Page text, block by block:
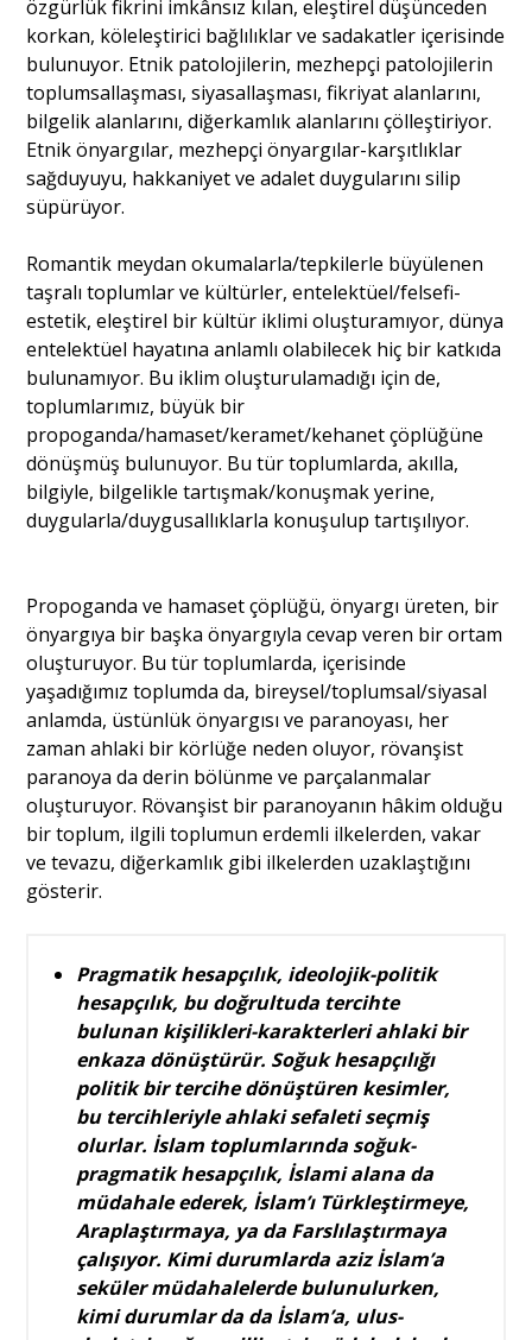
özgürlük fikrini imkânsız kılan, eleştirel düşünceden
korkan, köleleştirici bağlılıklar ve sadakatler içerisinde
bulunuyor. Etnik patolojilerin, mezhepçi patolojilerin
toplumsallaşması, siyasallaşması, fikriyat alanlarını,
bilgelik alanlarını, diğerkamlık alanlarını çölleştiriyor.
Etnik önyargılar, mezhepçi önyargılar-karşıtlıklar
sağduyuyu, hakkaniyet ve adalet duygularını silip
süpürüyor.
Romantik meydan okumalarla/tepkilerle büyülenen
taşralı toplumlar ve kültürler, entelektüel/felsefi-
estetik, eleştirel bir kültür iklimi oluşturamıyor, dünya
entelektüel hayatına anlamlı olabilecek hiç bir katkıda
bulunamıyor. Bu iklim oluşturulamadığı için de,
toplumlarımız, büyük bir
propoganda/hamaset/keramet/kehanet çöplüğüne
dönüşmüş bulunuyor. Bu tür toplumlarda, akılla,
bilgiyle, bilgelikle tartışmak/konuşmak yerine,
duygularla/duygusallıklarla konuşulup tartışılıyor.
Propoganda ve hamaset çöplüğü, önyargı üreten, bir
önyargıya bir başka önyargıyla cevap veren bir ortam
oluşturuyor. Bu tür toplumlarda, içerisinde
yaşadığımız toplumda da, bireysel/toplumsal/siyasal
anlamda, üstünlük önyargısı ve paranoyası, her
zaman ahlaki bir körlüğe neden oluyor, rövanşist
paranoya da derin bölünme ve parçalanmalar
oluşturuyor. Rövanşist bir paranoyanın hâkim olduğu
bir toplum, ilgili toplumun erdemli ilkelerden, vakar
ve tevazu, diğerkamlık gibi ilkelerden uzaklaştığını
gösterir.
Pragmatik hesapçılık, ideolojik-politik
hesapçılık, bu doğrultuda tercihte
bulunan kişilikleri-karakterleri ahlaki bir
enkaza dönüştürür. Soğuk hesapçılığı
politik bir tercihe dönüştüren kesimler,
bu tercihleriyle ahlaki sefaleti seçmiş
olurlar. İslam toplumlarında soğuk-
pragmatik hesapçılık, İslami alana da
müdahale ederek, İslam’ı Türkleştirmeye,
Araplaştırmaya, ya da Farslılaştırmaya
çalışıyor. Kimi durumlarda aziz İslam’a
seküler müdahalelerde bulunulurken,
kimi durumlar da da İslam’a, ulus-